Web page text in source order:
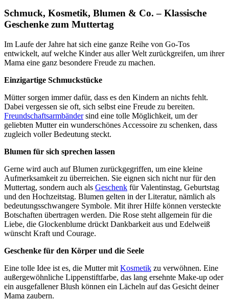
Schmuck, Kosmetik, Blumen & Co. – Klassische
Geschenke zum Muttertag
Im Laufe der Jahre hat sich eine ganze Reihe von Go-Tos
entwickelt, auf welche Kinder aus aller Welt zurückgreifen, um ihrer
Mama eine ganz besondere Freude zu machen.
Einzigartige Schmuckstücke
Mütter sorgen immer dafür, dass es den Kindern an nichts fehlt.
Dabei vergessen sie oft, sich selbst eine Freude zu bereiten.
Freundschaftsarmbändersind eine tolle Möglichkeit, um der
geliebten Mutter ein wunderschönes Accessoire zu schenken, dass
zugleich voller Bedeutung steckt.
Blumen für sich sprechen lassen
Gerne wird auch auf Blumen zurückgegriffen, um eine kleine
Aufmerksamkeit zu überreichen. Sie eignen sich nicht nur für den
Muttertag, sondern auch als Geschenk für Valentinstag, Geburtstag
und den Hochzeitstag. Blumen gelten in der Literatur, nämlich als
bedeutungsschwangere Symbole. Mit ihrer Hilfe können versteckte
Botschaften übertragen werden. Die Rose steht allgemein für die
Liebe, die Glockenblume drückt Dankbarkeit aus und Edelweiß
wünscht Kraft und Courage.
Geschenke für den Körper und die Seele
Eine tolle Idee ist es, die Mutter mit Kosmetik zu verwöhnen. Eine
außergewöhnliche Lippenstiftfarbe, das lang ersehnte Make-up oder
ein ausgefallener Blush können ein Lächeln auf das Gesicht deiner
Mama zaubern.